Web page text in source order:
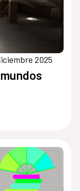
2025